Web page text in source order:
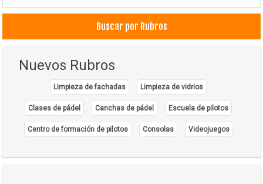
Buscar por Rubros
Nuevos Rubros
Limpieza de fachadas Limpieza de vidrios
Clases de pádel Canchas de pádel Escuela de pilotos
Centro de formación de pilotos Consolas Videojuegos